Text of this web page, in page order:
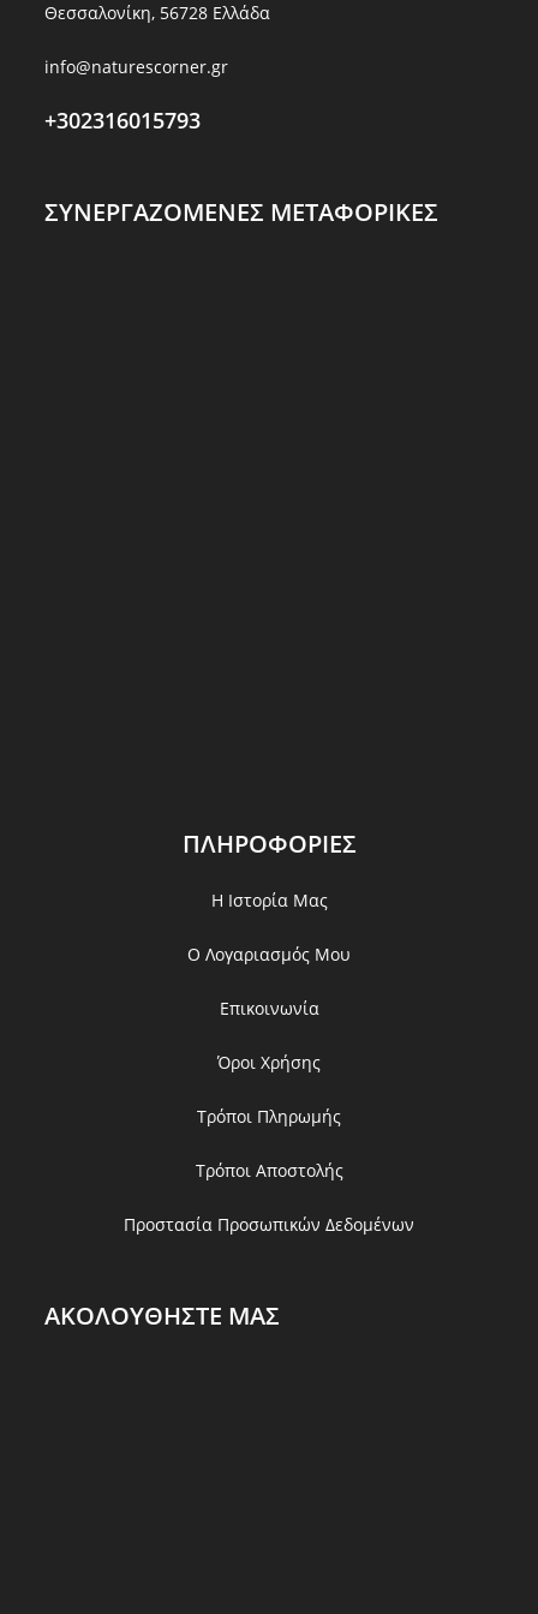
Θεσσαλονίκη, 56728 Ελλάδα
info@naturescorner.gr
+302316015793
ΣΥΝΕΡΓΑΖΟΜΕΝΕΣ ΜΕΤΑΦΟΡΙΚΕΣ
ΠΛΗΡΟΦΟΡΙΕΣ
Η Ιστορία Μας
Ο Λογαριασμός Μου
Επικοινωνία
Όροι Χρήσης
Τρόποι Πληρωμής
Τρόποι Αποστολής
Προστασία Προσωπικών Δεδομένων
ΑΚΟΛΟΥΘΗΣΤΕ ΜΑΣ